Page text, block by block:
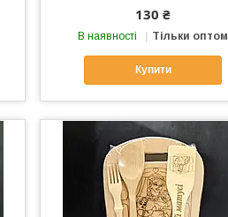
130 ₴
В наявності Тільки оптом
Купити